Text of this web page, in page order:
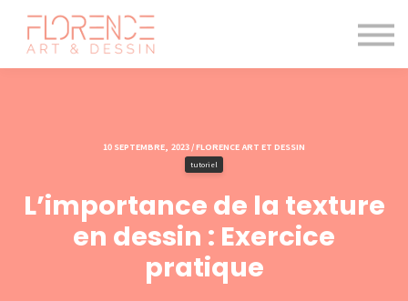
Le magazine
Blogue
10 SEPTEMBRE, 2023 / FLORENCE ART ET DESSIN
tutoriel
L’importance de la texture
en dessin : Exercice
pratique